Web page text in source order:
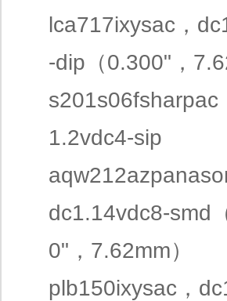
lca717ixysac，
-dip（0.300"，
s201s06fsharpac
1.2vdc4-sip
dc1.14vdc8-smd
0"，7.62mm）
plb150ixysac，